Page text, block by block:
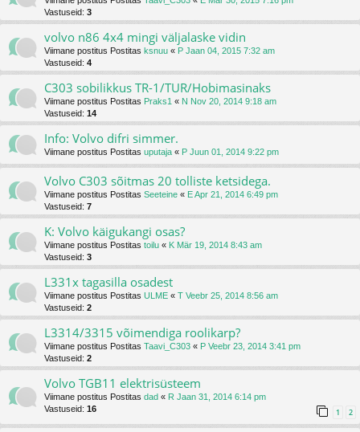
Vastuseid: 3
volvo n86 4x4 mingi väljalaske vidin
Viimane postitus Postitas ksnuu « P Jaan 04, 2015 7:32 am
Vastuseid: 4
C303 sobilikkus TR-1/TUR/Hobimasinaks
Viimane postitus Postitas Praks1 « N Nov 20, 2014 9:18 am
Vastuseid: 14
Info: Volvo difri simmer.
Viimane postitus Postitas uputaja « P Juun 01, 2014 9:22 pm
Volvo C303 sõitmas 20 tolliste ketsidega.
Viimane postitus Postitas Seeteine « E Apr 21, 2014 6:49 pm
Vastuseid: 7
K: Volvo käigukangi osas?
Viimane postitus Postitas toilu « K Mär 19, 2014 8:43 am
Vastuseid: 3
L331x tagasilla osadest
Viimane postitus Postitas ULME « T Veebr 25, 2014 8:56 am
Vastuseid: 2
L3314/3315 võimendiga roolikarp?
Viimane postitus Postitas Taavi_C303 « P Veebr 23, 2014 3:41 pm
Vastuseid: 2
Volvo TGB11 elektrisüsteem
Viimane postitus Postitas dad « R Jaan 31, 2014 6:14 pm
Vastuseid: 16 1 2